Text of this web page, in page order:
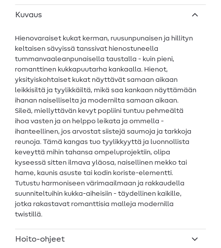
Kuvaus
Hienovaraiset kukat kerman, ruusunpunaisen ja hillityn
keltaisen sävyissä tanssivat hienostuneella
tummanvaaleanpunaisella taustalla - kuin pieni,
romanttinen kukkapuutarha kankaalla. Hienot,
yksityiskohtaiset kukat näyttävät samaan aikaan
leikkisiltä ja tyylikkäiltä, mikä saa kankaan näyttämään
ihanan naiselliselta ja modernilta samaan aikaan.
Sileä, miellyttävän kevyt popliini tuntuu pehmeältä
ihoa vasten ja on helppo leikata ja ommella -
ihanteellinen, jos arvostat siistejä saumoja ja tarkkoja
reunoja. Tämä kangas tuo tyylikkyyttä ja luonnollista
keveyttä mihin tahansa ompeluprojektiin, olipa
kyseessä sitten ilmava yläosa, naisellinen mekko tai
hame, kaunis asuste tai kodin koriste-elementti.
Tutustu harmoniseen värimaailmaan ja rakkaudella
suunniteltuihin kukka-aiheisiin - täydellinen kaikille,
jotka rakastavat romanttisia malleja modernilla
twistillä.
Hoito-ohjeet